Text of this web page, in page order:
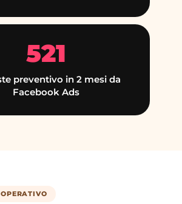
521
preventivo in 2 mesi da
Facebook Ads